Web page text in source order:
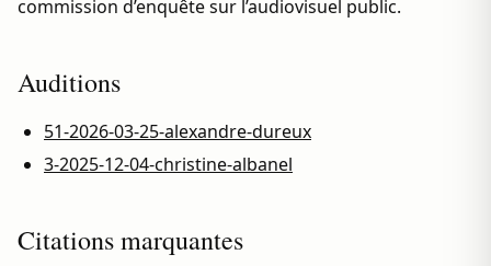
commission d’enquête sur l’audiovisuel public.
Auditions
51-2026-03-25-alexandre-dureux
3-2025-12-04-christine-albanel
Citations marquantes